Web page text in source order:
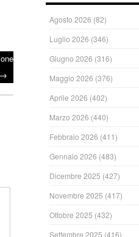
→
Agosto 2026 (82)
Luglio 2026 (346)
Giugno 2026 (316)
Maggio 2026 (376)
Aprile 2026 (402)
Marzo 2026 (440)
Febbraio 2026 (411)
Gennaio 2026 (483)
Dicembre 2025 (427)
Novembre 2025 (417)
Ottobre 2025 (432)
Settembre 2025 (416)